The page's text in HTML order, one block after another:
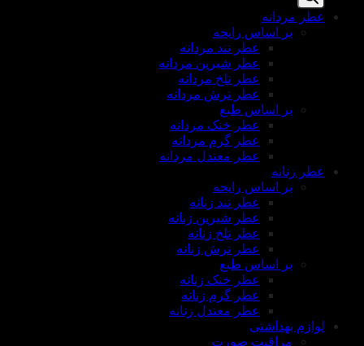
عطر مردانه
بر اساس رایحه
عطر تند مردانه
عطر شیرین مردانه
عطر تلخ مردانه
عطر ترش مردانه
بر اساس طبع
عطر خنک مردانه
عطر گرم مردانه
عطر معتدل مردانه
عطر زنانه
بر اساس رایحه
عطر تند زنانه
عطر شیرین زنانه
عطر تلخ زنانه
عطر ترش زنانه
بر اساس طبع
عطر خنک زنانه
عطر گرم زنانه
عطر معتدل زنانه
لوازم بهداشتی
مراقبت صورت